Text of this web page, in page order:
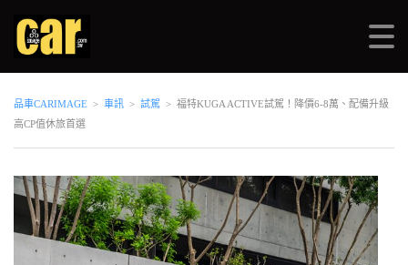
品車CARIMAGE > 車訊 > 試駕 > 福特KUGA ACTIVE試駕！降價6-8萬、配備升級
高CP值休旅首選